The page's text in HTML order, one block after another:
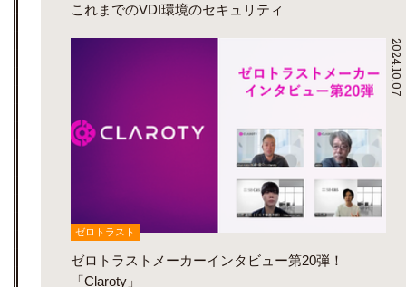
これまでのVDI環境のセキュリティ
2024.10.07
ゼロトラスト
ゼロトラストメーカーインタビュー第20弾！
「Claroty」